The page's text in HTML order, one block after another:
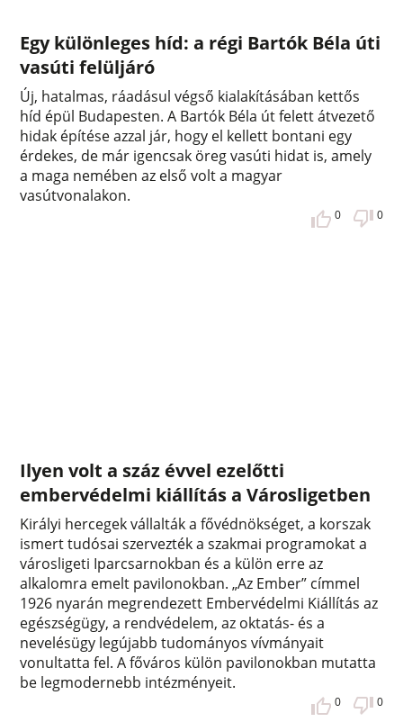
Egy különleges híd: a régi Bartók Béla úti
vasúti felüljáró
Új, hatalmas, ráadásul végső kialakításában kettős
híd épül Budapesten. A Bartók Béla út felett átvezető
hidak építése azzal jár, hogy el kellett bontani egy
érdekes, de már igencsak öreg vasúti hidat is, amely
a maga nemében az első volt a magyar
vasútvonalakon.
0 0
Ilyen volt a száz évvel ezelőtti
embervédelmi kiállítás a Városligetben
Királyi hercegek vállalták a fővédnökséget, a korszak
ismert tudósai szervezték a szakmai programokat a
városligeti Iparcsarnokban és a külön erre az
alkalomra emelt pavilonokban. „Az Ember” címmel
1926 nyarán megrendezett Embervédelmi Kiállítás az
egészségügy, a rendvédelem, az oktatás- és a
nevelésügy legújabb tudományos vívmányait
vonultatta fel. A főváros külön pavilonokban mutatta
be legmodernebb intézményeit.
0 0